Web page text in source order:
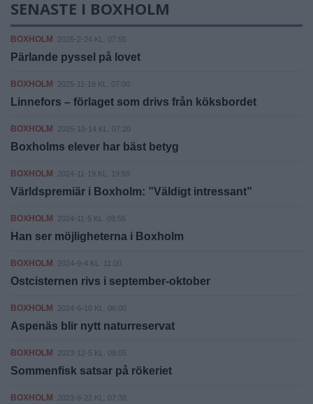
SENASTE I BOXHOLM
BOXHOLM 2026-2-24 KL. 07:55
Pärlande pyssel på lovet
BOXHOLM 2025-11-18 KL. 07:00
Linnefors – förlaget som drivs från köksbordet
BOXHOLM 2025-10-14 KL. 07:20
Boxholms elever har bäst betyg
BOXHOLM 2024-11-19 KL. 19:50
Världspremiär i Boxholm: ”Väldigt intressant”
BOXHOLM 2024-11-5 KL. 09:56
Han ser möjligheterna i Boxholm
BOXHOLM 2024-9-4 KL. 11:00
Ostcisternen rivs i september-oktober
BOXHOLM 2024-6-10 KL. 06:00
Aspenäs blir nytt naturreservat
BOXHOLM 2023-12-5 KL. 09:05
Sommenfisk satsar på rökeriet
BOXHOLM 2023-8-22 KL. 07:38